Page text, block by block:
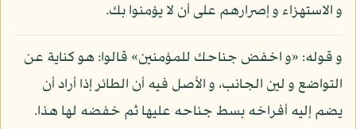
و الاستهزاء و إصرارهم على أن لا يؤمنوا بك.
و قوله: «و اخفض جناحك للمؤمنين» قالوا: هو كناية عن
التواضع و لين الجانب، و الأصل فيه أن الطائر إذا أراد أن
يضم إليه أفراخه بسط جناحه عليها ثم خفضه لها هذا.